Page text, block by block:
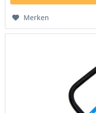
Merken